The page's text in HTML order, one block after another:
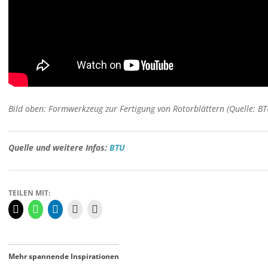
Bild oben: Formwerkzeug zur Fertigung von Rotorblättern (Quelle:
Quelle und weitere Infos: BTU
TEILEN MIT:
Mehr spannende Inspirationen